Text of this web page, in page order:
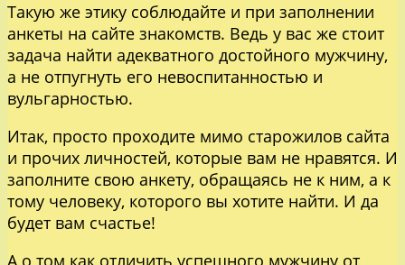
Такую же этику соблюдайте и при заполнении
анкеты на сайте знакомств. Ведь у вас же стоит
задача найти адекватного достойного мужчину,
а не отпугнуть его невоспитанностью и
вульгарностью.
Итак, просто проходите мимо старожилов сайта
и прочих личностей, которые вам не нравятся. И
заполните свою анкету, обращаясь не к ним, а к
тому человеку, которого вы хотите найти. И да
будет вам счастье!